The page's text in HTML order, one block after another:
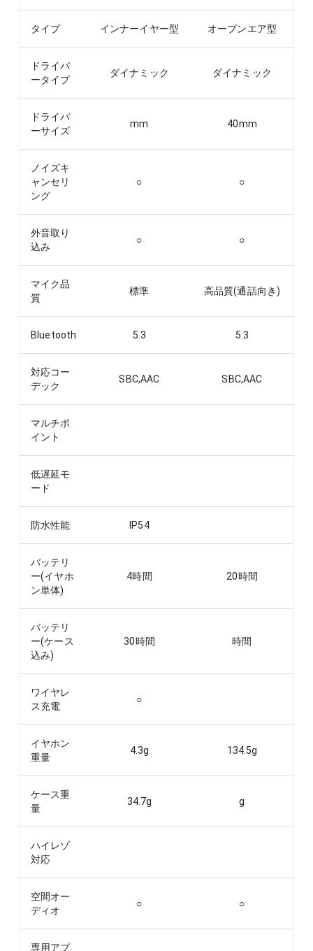
タイプ インナーイヤー型 オープンエア型
ドライバ
ータイプ
ダイナミック ダイナミック
ドライバ
ーサイズ
mm 40mm
ノイズキ
ャンセリ
ング
○ ○
外音取り
込み
○ ○
マイク品
質
標準 高品質(通話向き)
Bluetooth 5.3 5.3
対応コー
デック
SBC,AAC SBC,AAC
マルチポ
イント
低遅延モ
ード
防水性能 IP54
バッテリ
ー(イヤホ
ン単体)
4時間 20時間
バッテリ
ー(ケース
込み)
30時間 時間
ワイヤレ
ス充電
○
イヤホン
重量
4.3g 134.5g
ケース重
量
34.7g g
ハイレゾ
対応
空間オー
ディオ
○ ○
専用アプ